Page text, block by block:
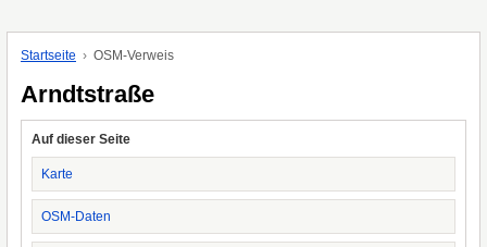
Startseite OSM-Verweis
Arndtstraße
Auf dieser Seite
Karte
OSM-Daten